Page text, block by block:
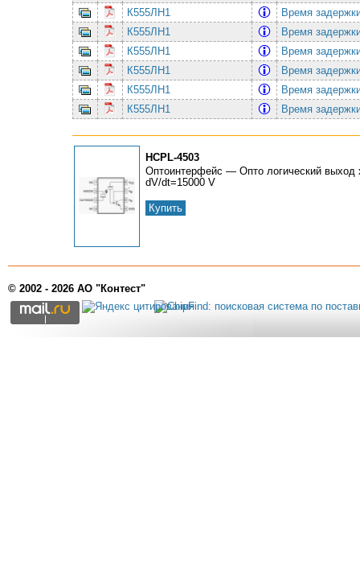
К555ЛН1
Время
К555ЛН1
Время
К555ЛН1
Время
К555ЛН1
Время
К555ЛН1
Время
К555ЛН1
Время
HCPL-4503
Оптоинтерфейс — Опто логический
dV/dt=15000 V
Купить
© 2002 - 2026 АО "Контест"